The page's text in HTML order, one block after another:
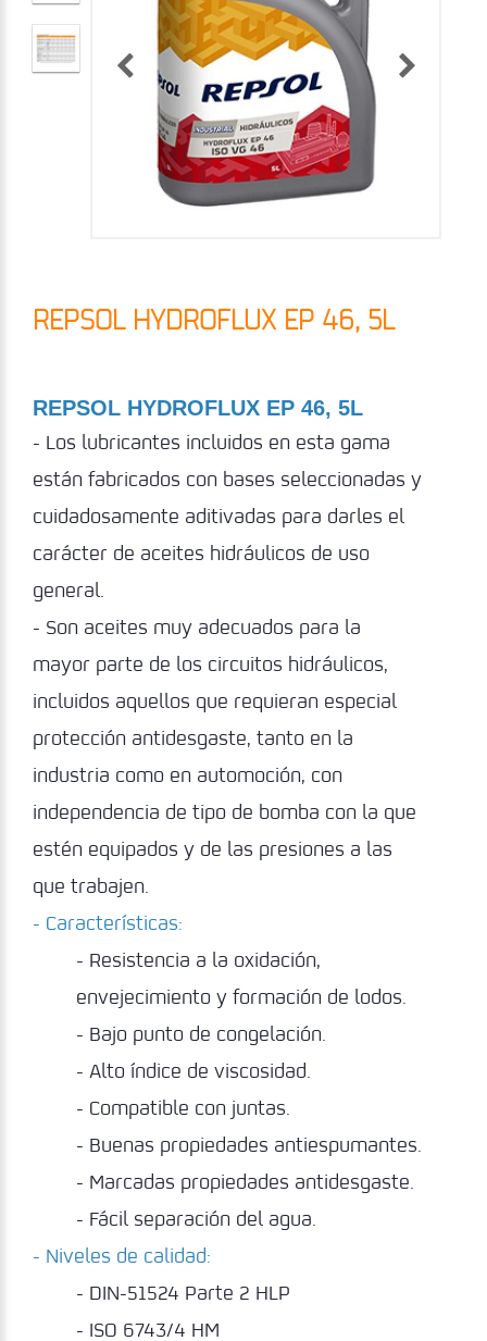
REPSOL HYDROFLUX EP 46, 5L
REPSOL HYDROFLUX EP 46, 5L
- Los lubricantes incluidos en esta gama
están fabricados con bases seleccionadas y
cuidadosamente aditivadas para darles el
carácter de aceites hidráulicos de uso
general.
- Son aceites muy adecuados para la
mayor parte de los circuitos hidráulicos,
incluidos aquellos que requieran especial
protección antidesgaste, tanto en la
industria como en automoción, con
independencia de tipo de bomba con la que
estén equipados y de las presiones a las
que trabajen.
- Características:
- Resistencia a la oxidación,
envejecimiento y formación de lodos.
- Bajo punto de congelación.
- Alto índice de viscosidad.
- Compatible con juntas.
- Buenas propiedades antiespumantes.
- Marcadas propiedades antidesgaste.
- Fácil separación del agua.
- Niveles de calidad:
- DIN-51524 Parte 2 HLP
- ISO 6743/4 HM